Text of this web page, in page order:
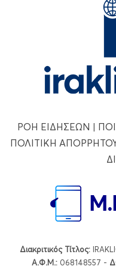
ΡΟΗ ΕΙΔΗΣΕΩΝ |
ΠΟΛΙΤΙΚΗ
Διακριτικός Τίτλος:
Α.Φ.Μ.: 068148557 -